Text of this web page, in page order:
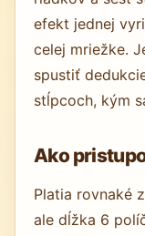
efekt jednej
celej mriežke.
spustiť
stĺpcoch, kým
Ako
Platia rovnaké
ale dĺžka 6